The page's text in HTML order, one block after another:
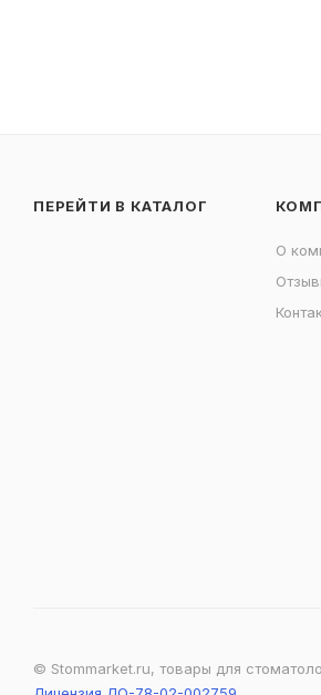
ПЕРЕЙТИ В КАТАЛОГ
О
© Stommarket.ru, товары для